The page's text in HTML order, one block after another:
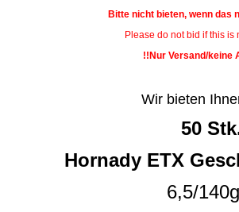
Bitte nicht bieten, wenn das
Please do not bid if this is
!!Nur Versand/keine
Wir bieten
50
Hornady ETX
6,5/